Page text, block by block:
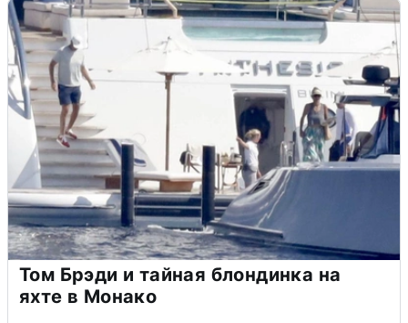
Том Брэди и тайная блондинка на
яхте в Монако